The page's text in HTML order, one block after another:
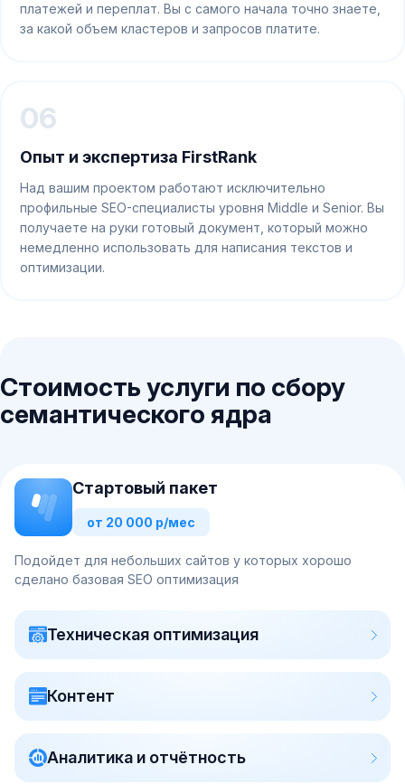
платежей и переплат. Вы с самого начала точно знаете,
за какой объем кластеров и запросов платите.
06
Опыт и экспертиза FirstRank
Над вашим проектом работают исключительно
профильные SEO-специалисты уровня Middle и Senior. Вы
получаете на руки готовый документ, который можно
немедленно использовать для написания текстов и
оптимизации.
Стоимость услуги по сбору
семантического ядра
Стартовый пакет
от 20 000 р/мес
Подойдет для небольших сайтов у которых хорошо
сделано базовая SEO оптимизация
Техническая оптимизация
Контент
Аналитика и отчётность